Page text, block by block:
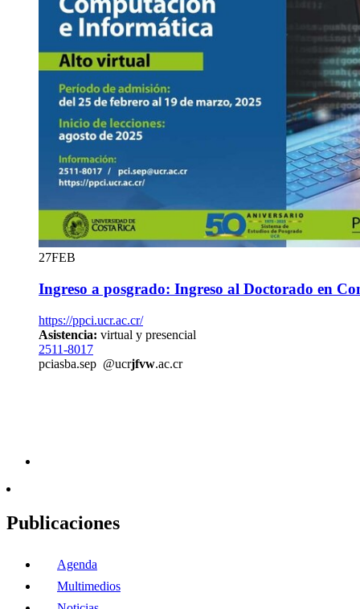
27FEB
Ingreso a posgrado: Ingreso al Doctorado en
https://ppci.ucr.ac.cr/
Asistencia: virtual y presencial
2511-8017
pciasba.sep @ucrjfvw.ac.cr
Publicaciones
Agenda
Multimedios